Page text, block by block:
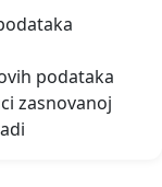
podataka
zasnovanoj